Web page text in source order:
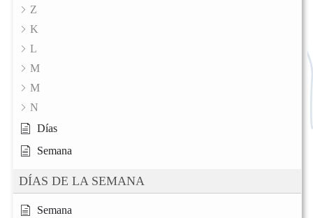
Z
K
L
M
M
N
Días
Semana
DÍAS DE LA SEMANA
Semana